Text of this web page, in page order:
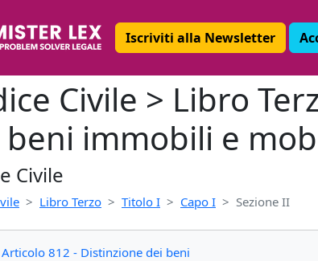
Iscriviti alla Newsletter
Civile > Libro
beni immobili e
Civile
Libro Terzo Titolo I Capo I Sezione II
Articolo 812 - Distinzione dei beni